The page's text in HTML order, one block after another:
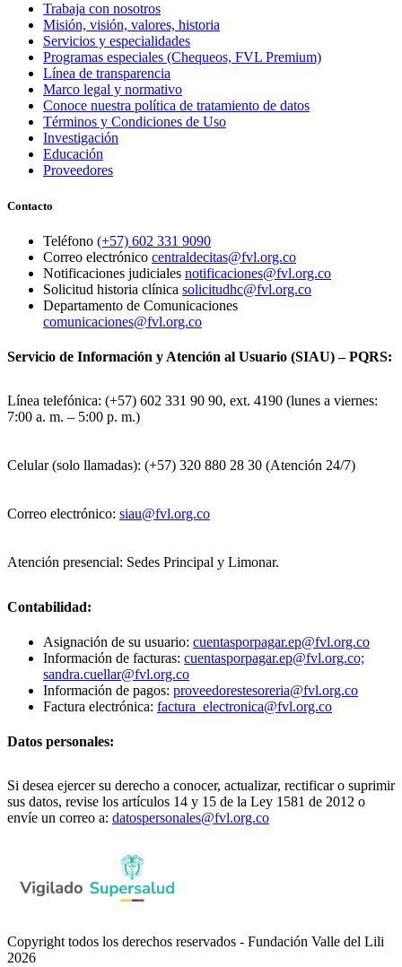
Trabaja con nosotros
Misión, visión, valores, historia
Servicios y especialidades
Programas especiales (Chequeos, FVL Premium)
Línea de transparencia
Marco legal y normativo
Conoce nuestra política de tratamiento de datos
Términos y Condiciones de Uso
Investigación
Educación
Proveedores
Contacto
Teléfono (+57) 602 331 9090
Correo electrónico centraldecitas@fvl.org.co
Notificaciones judiciales notificaciones@fvl.org.co
Solicitud historia clínica solicitudhc@fvl.org.co
Departamento de Comunicaciones
comunicaciones@fvl.org.co
Servicio de Información y Atención al Usuario (SIAU) – PQRS:
Línea telefónica: (+57) 602 331 90 90, ext. 4190 (lunes a viernes:
7:00 a. m. – 5:00 p. m.)
Celular (solo llamadas): (+57) 320 880 28 30 (Atención 24/7)
Correo electrónico: siau@fvl.org.co
Atención presencial: Sedes Principal y Limonar.
Contabilidad:
Asignación de su usuario: cuentasporpagar.ep@fvl.org.co
Información de facturas: cuentasporpagar.ep@fvl.org.co;
sandra.cuellar@fvl.org.co
Información de pagos: proveedorestesoreria@fvl.org.co
Factura electrónica: factura_electronica@fvl.org.co
Datos personales:
Si desea ejercer su derecho a conocer, actualizar, rectificar o suprimir
sus datos, revise los artículos 14 y 15 de la Ley 1581 de 2012 o
envíe un correo a: datospersonales@fvl.org.co
Copyright todos los derechos reservados - Fundación Valle del Lili
2026